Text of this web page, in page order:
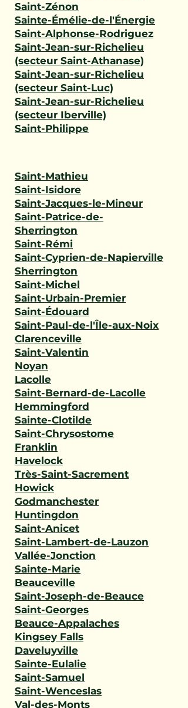
Saint-Zénon
Sainte-Émélie-de-l'Énergie
Saint-Alphonse-Rodriguez
Saint-Jean-sur-Richelieu
(secteur Saint-Athanase)
Saint-Jean-sur-Richelieu
(secteur Saint-Luc)
Saint-Jean-sur-Richelieu
(secteur Iberville)
Saint-Philippe
Saint-Mathieu
Saint-Isidore
Saint-Jacques-le-Mineur
Saint-Patrice-de-
Sherrington
Saint-Rémi
Saint-Cyprien-de-Napierville
Sherrington
Saint-Michel
Saint-Urbain-Premier
Saint-Édouard
Saint-Paul-de-l'Île-aux-Noix
Clarenceville
Saint-Valentin
Noyan
Lacolle
Saint-Bernard-de-Lacolle
Hemmingford
Sainte-Clotilde
Saint-Chrysostome
Franklin
Havelock
Très-Saint-Sacrement
Howick
Godmanchester
Huntingdon
Saint-Anicet
Saint-Lambert-de-Lauzon
Vallée-Jonction
Sainte-Marie
Beauceville
Saint-Joseph-de-Beauce
Saint-Georges
Beauce-Appalaches
Kingsey Falls
Daveluyville
Sainte-Eulalie
Saint-Samuel
Saint-Wenceslas
Val-des-Monts